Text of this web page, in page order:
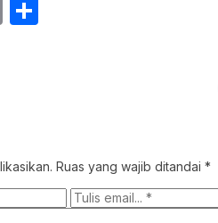
Print
Ruas yang wajib ditandai *